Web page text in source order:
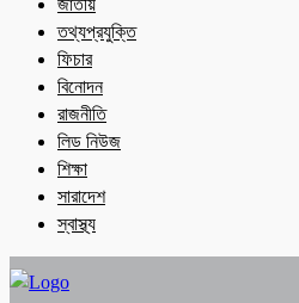
তথ্যপ্রযুক্তি
ফিচার
বিনোদন
রাজনীতি
লিড নিউজ
শিক্ষা
সারাদেশ
স্বাস্থ্য